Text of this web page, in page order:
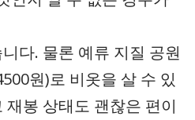
다. 물론 예류 지질 공원
원)로 비옷을 살 수 있
봉 상태도 괜찮은 편이